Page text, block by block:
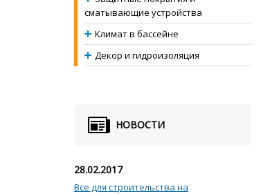
сматывающие устройства
Климат в бассейне
Декор и гидроизоляция
НОВОСТИ
28.02.2017
Все для строительства на